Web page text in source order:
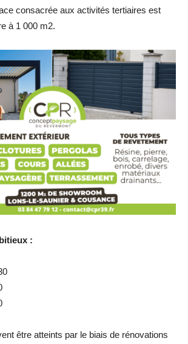
consacrée aux activités tertiaires est
à 1 000 m2.
:
être atteints par le biais de rénovations